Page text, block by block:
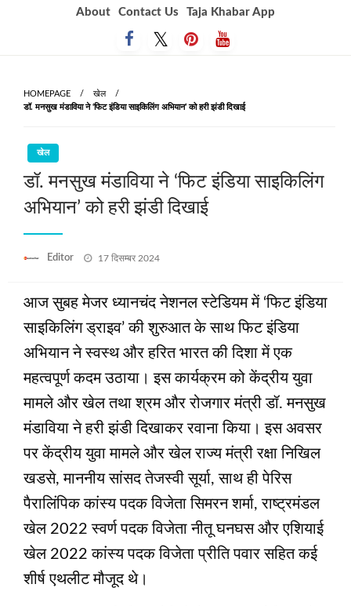
About Contact Us Taja Khabar App
HOMEPAGE
खेल
डॉ. मनसुख मंडाविया ने ‘फिट इंडिया साइकिलिंग अभियान’ को हरी झंडी दिखाई
खेल
डॉ. मनसुख मंडाविया ने ‘फिट इंडिया साइकिलिंग
अभियान’ को हरी झंडी दिखाई
Editor
Posted
17 दिसम्बर 2024
आज सुबह मेजर ध्यानचंद नेशनल स्टेडियम में ‘फिट इंडिया
साइकिलिंग ड्राइव’ की शुरुआत के साथ फिट इंडिया
अभियान ने स्वस्थ और हरित भारत की दिशा में एक
महत्वपूर्ण कदम उठाया। इस कार्यक्रम को केंद्रीय युवा
मामले और खेल तथा श्रम और रोजगार मंत्री डॉ. मनसुख
मंडाविया ने हरी झंडी दिखाकर रवाना किया। इस अवसर
पर केंद्रीय युवा मामले और खेल राज्य मंत्री रक्षा निखिल
खडसे, माननीय सांसद तेजस्वी सूर्या, साथ ही पेरिस
पैरालिंपिक कांस्य पदक विजेता सिमरन शर्मा, राष्ट्रमंडल
खेल 2022 स्वर्ण पदक विजेता नीतू घनघस और एशियाई
खेल 2022 कांस्य पदक विजेता प्रीति पवार सहित कई
शीर्ष एथलीट मौजूद थे।